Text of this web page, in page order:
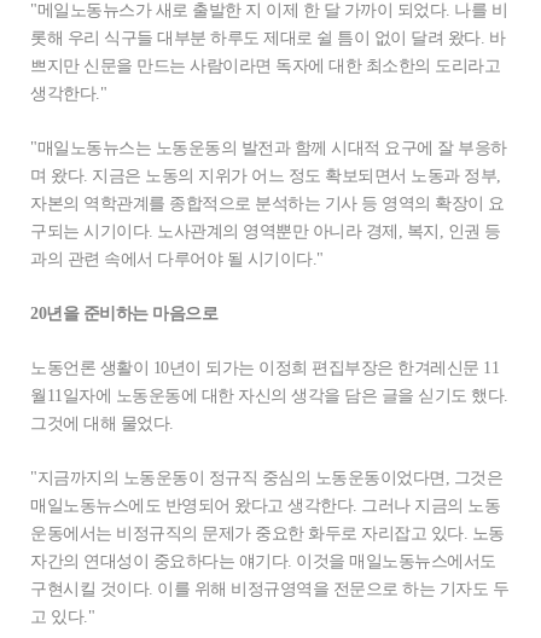
"메일노동뉴스가 새로 출발한 지 이제 한 달 가까이 되었다. 나를 비
롯해 우리 식구들 대부분 하루도 제대로 쉴 틈이 없이 달려 왔다. 바
쁘지만 신문을 만드는 사람이라면 독자에 대한 최소한의 도리라고
생각한다."
"매일노동뉴스는 노동운동의 발전과 함께 시대적 요구에 잘 부응하
며 왔다. 지금은 노동의 지위가 어느 정도 확보되면서 노동과 정부,
자본의 역학관계를 종합적으로 분석하는 기사 등 영역의 확장이 요
구되는 시기이다. 노사관계의 영역뿐만 아니라 경제, 복지, 인권 등
과의 관련 속에서 다루어야 될 시기이다."
20년을 준비하는 마음으로
노동언론 생활이 10년이 되가는 이정희 편집부장은 한겨레신문 11
월11일자에 노동운동에 대한 자신의 생각을 담은 글을 싣기도 했다.
그것에 대해 물었다.
"지금까지의 노동운동이 정규직 중심의 노동운동이었다면, 그것은
매일노동뉴스에도 반영되어 왔다고 생각한다. 그러나 지금의 노동
운동에서는 비정규직의 문제가 중요한 화두로 자리잡고 있다. 노동
자간의 연대성이 중요하다는 얘기다. 이것을 매일노동뉴스에서도
구현시킬 것이다. 이를 위해 비정규영역을 전문으로 하는 기자도 두
고 있다."